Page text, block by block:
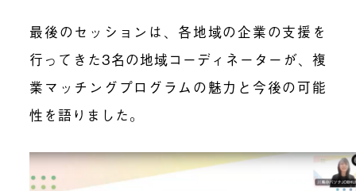
最後のセッションは、各地域の企業の支援を
行ってきた3名の地域コーディネーターが、複
業マッチングプログラムの魅力と今後の可能
性を語りました。